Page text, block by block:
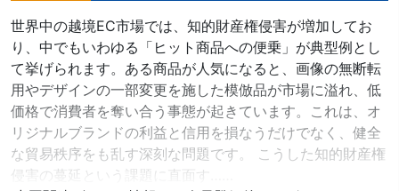
世界中の越境EC市場では、知的財産権侵害が増加してお
り、中でもいわゆる「ヒット商品への便乗」が典型例とし
て挙げられます。ある商品が人気になると、画像の無断転
用やデザインの一部変更を施した模倣品が市場に溢れ、低
価格で消費者を奪い合う事態が起きています。これは、オ
リジナルブランドの利益と信用を損なうだけでなく、健全
な貿易秩序をも乱す深刻な問題です。 こうした知的財産権
侵害の蔓延という課題に直面す……